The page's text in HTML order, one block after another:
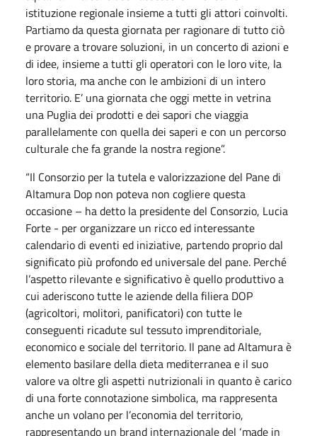
istituzione regionale insieme a tutti gli attori coinvolti.
Partiamo da questa giornata per ragionare di tutto ciò
e provare a trovare soluzioni, in un concerto di azioni e
di idee, insieme a tutti gli operatori con le loro vite, la
loro storia, ma anche con le ambizioni di un intero
territorio. E’ una giornata che oggi mette in vetrina
una Puglia dei prodotti e dei sapori che viaggia
parallelamente con quella dei saperi e con un percorso
culturale che fa grande la nostra regione”.
“Il Consorzio per la tutela e valorizzazione del Pane di
Altamura Dop non poteva non cogliere questa
occasione – ha detto la presidente del Consorzio, Lucia
Forte - per organizzare un ricco ed interessante
calendario di eventi ed iniziative, partendo proprio dal
significato più profondo ed universale del pane. Perché
l’aspetto rilevante e significativo è quello produttivo a
cui aderiscono tutte le aziende della filiera DOP
(agricoltori, molitori, panificatori) con tutte le
conseguenti ricadute sul tessuto imprenditoriale,
economico e sociale del territorio. Il pane ad Altamura è
elemento basilare della dieta mediterranea e il suo
valore va oltre gli aspetti nutrizionali in quanto è carico
di una forte connotazione simbolica, ma rappresenta
anche un volano per l’economia del territorio,
rappresentando un brand internazionale del ‘made in